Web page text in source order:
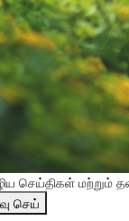
செய்திகள் மற்றும்
செய்